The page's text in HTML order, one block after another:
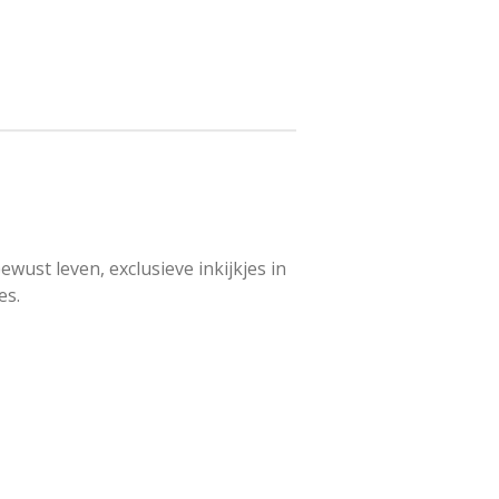
leven, exclusieve inkijkjes in